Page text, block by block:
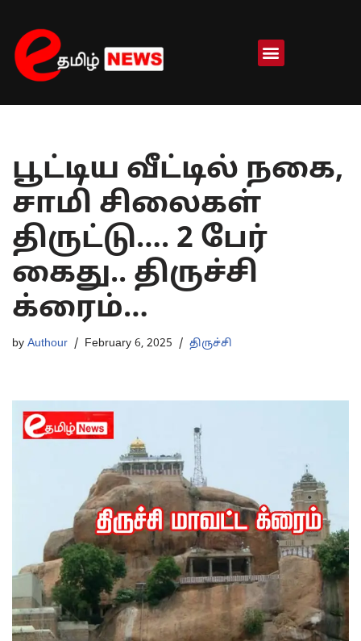
Skip
to
content
பூட்டிய வீட்டில் நகை,
சாமி சிலைகள்
திருட்டு…. 2 பேர்
கைது.. திருச்சி
க்ரைம்…
by Authour February 6, 2025 திருச்சி